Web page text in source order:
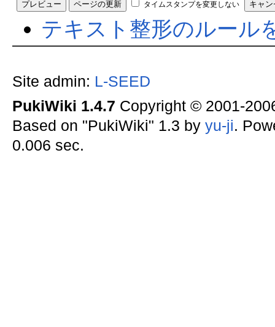
タイムスタンプを変更しない
テキスト整形のルール
Site admin: L-SEED
PukiWiki 1.4.7 Copyright © 2001-
Based on "PukiWiki" 1.3 by yu-ji.
0.006 sec.